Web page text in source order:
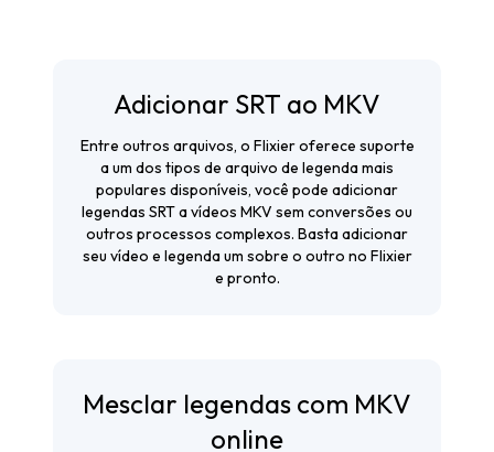
Adicionar SRT ao MKV
Entre outros arquivos, o Flixier oferece suporte
a um dos tipos de arquivo de legenda mais
populares disponíveis, você pode adicionar
legendas SRT a vídeos MKV sem conversões ou
outros processos complexos. Basta adicionar
seu vídeo e legenda um sobre o outro no Flixier
e pronto.
Mesclar legendas com MKV
online